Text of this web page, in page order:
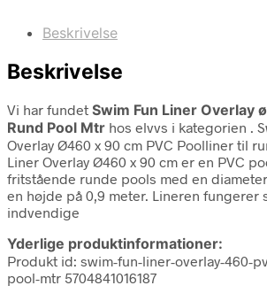
Beskrivelse
Beskrivelse
Vi har fundet Swim Fun Liner Overlay
Rund Pool Mtr hos elvvs i kategorien .
Overlay Ø460 x 90 cm PVC Poolliner til
Liner Overlay Ø460 x 90 cm er en PVC
fritstående runde pools med en
en højde på 0,9 meter. Lineren fungerer
indvendige
Yderlige produktinformationer:
Produkt id: swim-fun-liner-overlay-460-
pool-mtr 5704841016187